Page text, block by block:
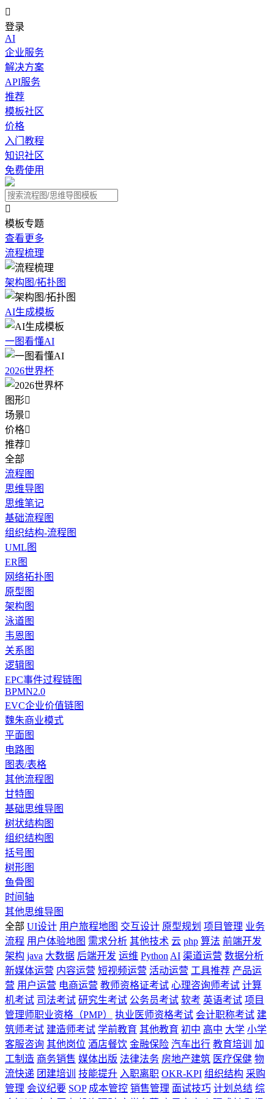

登录
AI
企业服务
解决方案
API服务
推荐
模板社区
价格
入门教程
知识社区
免费使用

模板专题
查看更多
流程梳理
架构图/拓扑图
AI生成模板
一图看懂AI
2026世界杯
图形
场景
价格
推荐
全部
流程图
思维导图
思维笔记
基础流程图
组织结构-流程图
UML图
ER图
网络拓扑图
原型图
架构图
泳道图
韦恩图
关系图
逻辑图
EPC事件过程链图
BPMN2.0
EVC企业价值链图
魏朱商业模式
平面图
电路图
图表/表格
其他流程图
甘特图
基础思维导图
树状结构图
组织结构图
括号图
树形图
鱼骨图
时间轴
其他思维导图
全部 UI设计 用户旅程地图 交互设计 原型规划 项目管理 业务
流程 用户体验地图 需求分析 其他技术 云 php 算法 前端开发
架构 java 大数据 后端开发 运维 Python AI 渠道运营 数据分析
新媒体运营 内容运营 短视频运营 活动运营 工具推荐 产品运
营 用户运营 电商运营 教师资格证考试 心理咨询师考试 计算
机考试 司法考试 研究生考试 公务员考试 软考 英语考试 项目
管理师职业资格（PMP）
执业医师资格考试 会计职称考试 建
筑师考试 建造师考试 学前教育 其他教育 初中 高中 大学 小学
客服咨询 其他岗位 酒店餐饮 金融保险 汽车出行 教育培训
加
工制造 商务销售 媒体出版 法律法务 房地产建筑 医疗保健 物
流快递 团建培训 技能提升 入职离职 OKR-KPI 组织结构 采购
管理 会议纪要 SOP 成本管控 销售管理 面试技巧 计划总结 综